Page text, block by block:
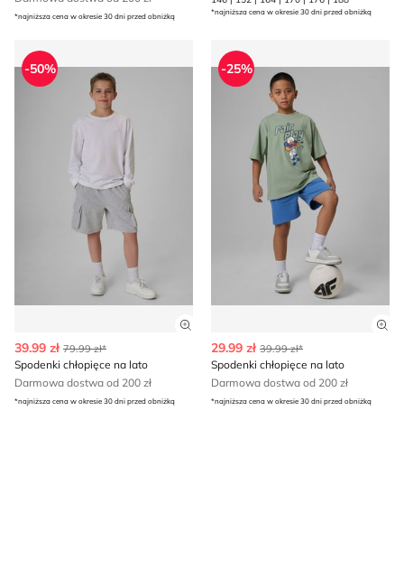
*najniższa cena w okresie 30 dni przed obniżką *najniższa cena w okresie 30 dni przed obniżką
Spodenki chłopięce na lato
-50%
Zobacz szczegóły produktu
39.99 zł 79.99 zł*
Spodenki chłopięce na lato
Darmowa dostwa od 200 zł
*najniższa cena w okresie 30 dni przed obniżką
Spodenki chłopięce na lato
-25%
29.99 zł 39.99 zł*
Spodenki chłopięce na lato
Darmowa dostwa od 200 zł
*najniższa cena w okresie 30 dni przed obniżką